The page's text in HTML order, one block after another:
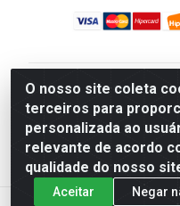
O nosso site coleta
terceiros para
personalizada ao
relevante de acordo
qualidade do nosso
Aceitar Negar
Nova Boni Distribuidora
- Rua Alice
Janeiro/RJ - CEP: